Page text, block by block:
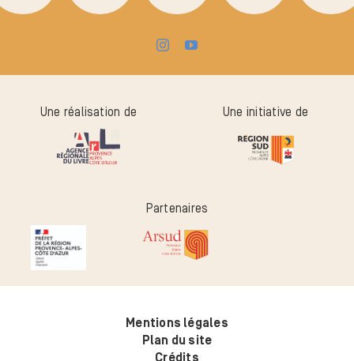
Une réalisation de Une initiative de
Partenaires
Mentions légales
Plan du site
Crédits